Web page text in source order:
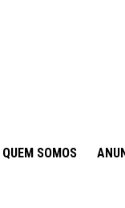
QUEM SOMOS